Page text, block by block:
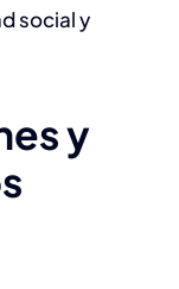
social y
y